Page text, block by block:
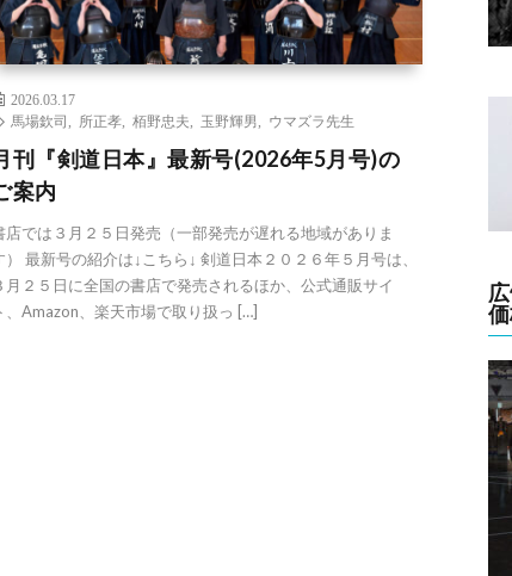
2026.03.17
馬場欽司
所正孝 ,栢野忠夫 玉野輝男 ウマズラ先生
刊『剣道日本』最新号(2026年5月号)の
案内
店では３月２５日発売（一部発売が遅れる地域がありま
） 最新号の紹介は↓こちら↓ 剣道日本２０２６年５月号は、
月２５日に全国の書店で発売されるほか、公式通販サイ
、Amazon、楽天市場で取り扱っ […]